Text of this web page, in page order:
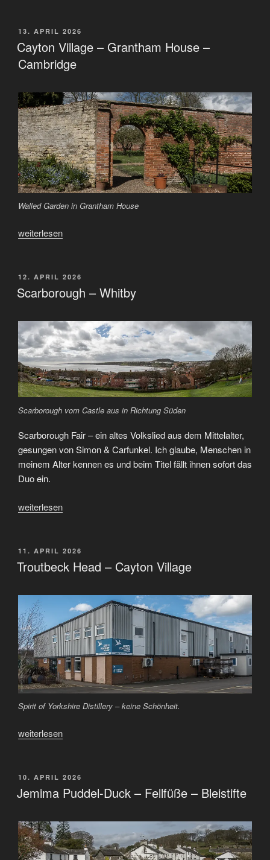
John’s
College“
VERÖFFENTLICHT
AM
13. APRIL 2026
Cayton Village – Grantham House –
Cambridge
Walled Garden in Grantham House
„Cayton
Grantham
House
Cambridge“
weiterlesen
VERÖFFENTLICHT
AM
12. APRIL 2026
Scarborough – Whitby
Scarborough vom Castle aus in Richtung Süden
Scarborough Fair – ein altes Volkslied aus dem Mittelalter,
gesungen von Simon & Carfunkel. Ich glaube, Menschen in
meinem Alter kennen es und beim Titel fällt ihnen sofort das
Duo ein.
„Scarborough
weiterlesen
VERÖFFENTLICHT
AM
11. APRIL 2026
Troutbeck Head – Cayton Village
Spirit of Yorkshire Distillery – keine Schönheit.
„Troutbeck
Cayton
Village“
weiterlesen
VERÖFFENTLICHT
AM
10. APRIL 2026
Jemima Puddel-Duck – Fellfüße – Bleistifte